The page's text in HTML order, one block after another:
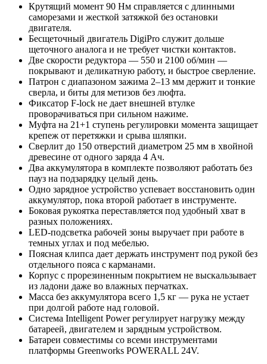
Крутящий момент 90 Нм справляется с длинными
саморезами и жесткой затяжкой без остановки
двигателя.
Бесщеточный двигатель DigiPro служит дольше
щеточного аналога и не требует чистки контактов.
Две скорости редуктора — 550 и 2100 об/мин —
покрывают и деликатную работу, и быстрое сверление.
Патрон с диапазоном зажима 2–13 мм держит и тонкие
сверла, и биты для метизов без люфта.
Фиксатор F-lock не дает внешней втулке
проворачиваться при сильном нажиме.
Муфта на 21+1 ступень регулировки момента защищает
крепеж от перетяжки и срыва шляпки.
Сверлит до 150 отверстий диаметром 25 мм в хвойной
древесине от одного заряда 4 Ач.
Два аккумулятора в комплекте позволяют работать без
пауз на подзарядку целый день.
Одно зарядное устройство успевает восстановить один
аккумулятор, пока второй работает в инструменте.
Боковая рукоятка переставляется под удобный хват в
разных положениях.
LED-подсветка рабочей зоны выручает при работе в
темных углах и под мебелью.
Поясная клипса дает держать инструмент под рукой без
отдельного пояса с карманами.
Корпус с прорезиненным покрытием не выскальзывает
из ладони даже во влажных перчатках.
Масса без аккумулятора всего 1,5 кг — рука не устает
при долгой работе над головой.
Система Intelligent Power регулирует нагрузку между
батареей, двигателем и зарядным устройством.
Батареи совместимы со всеми инструментами
платформы Greenworks POWERALL 24V.